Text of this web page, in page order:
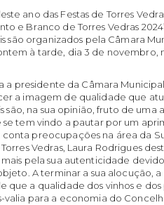
ano das Festas de Torres
e Branco de Torres Vedras
são organizados pela Câmara
à tarde, dia 3 de novembro,
a presidente da Câmara
a imagem de qualidade que
são, na sua opinião, fruto de uma
tem vindo a pautar por um
preocupações na área da
Vedras, Laura Rodrigues
pela sua autenticidade
A terminar a sua alocução,
que a qualidade dos vinhos e dos
valia para a economia do